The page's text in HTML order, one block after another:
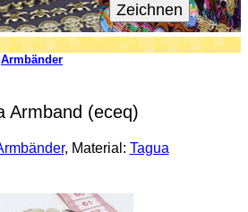
Zeichnen
Armbänder
Armband (eceq)
, Material: Tagua